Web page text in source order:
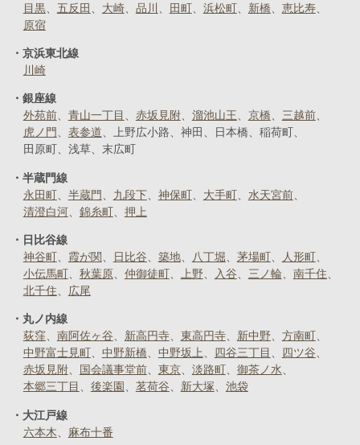
目黒
五反田 大崎 品川 田町 浜松町 新橋
恵比寿
原宿
京浜東北線
川崎
銀座線
外苑前
青山一丁目 赤坂見附 溜池山王 京橋
三越前
虎ノ門
表参道 上野広小路 神田 日本橋
稲荷町
田原町
浅草 末広町
半蔵門線
永田町
半蔵門 九段下 神保町 大手町
水天宮前
清澄白河
錦糸町 押上
日比谷線
神谷町
霞が関 日比谷 築地 八丁堀 茅場町
人形町
小伝馬町
秋葉原 仲御徒町 上野 入谷 三ノ輪
南千住
北千住
広尾
丸ノ内線
荻窪
南阿佐ヶ谷 新高円寺 東高円寺 新中野
方南町
中野富士見町
中野新橋 中野坂上 四谷三丁目
四ツ谷
赤坂見附
国会議事堂前 東京 淡路町
御茶ノ水
本郷三丁目
後楽園 茗荷谷 新大塚 池袋
大江戸線
六本木
麻布十番